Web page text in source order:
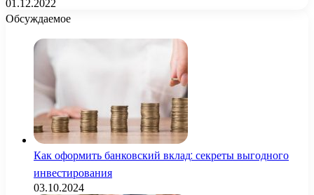
01.12.2022
Обсуждаемое
Как оформить банковский вклад: секреты выгодного
инвестирования
03.10.2024